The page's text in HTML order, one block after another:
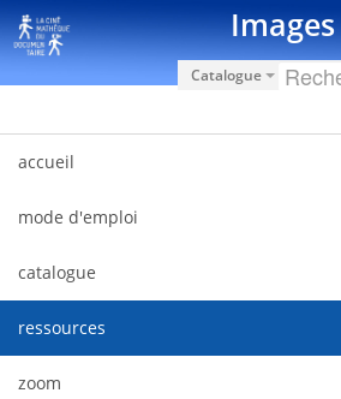
跳转到内容
Catalogue
accueil
mode d'emploi
catalogue
ressources
zoom